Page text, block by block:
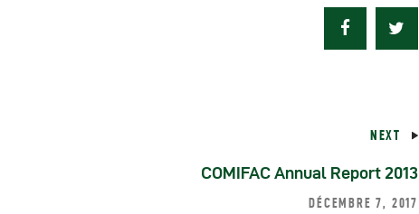
COMIFAC Newsletter
NEXT
COMIFAC Annual Report 2013
DÉCEMBRE 7, 2017